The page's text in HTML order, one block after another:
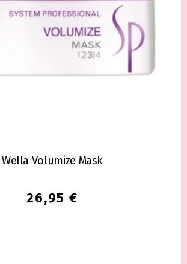
Wella Volumize Mask
26,95 €